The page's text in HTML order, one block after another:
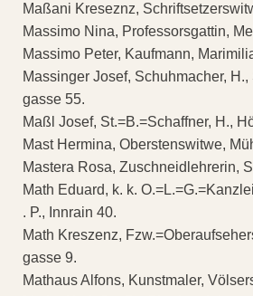
Maßani Kreseznz,
Massimo Nina, Professorsgattin,
Massimo Peter, Kaufmann,
Massinger Josef, Schuhmacher,
gasse 55.
Maßl Josef, St.=B.=Schaffner, H.,
Mast Hermina, Oberstenswitwe,
Mastera Rosa, Zuschneidlehrerin,
Math Eduard, k. k.
. P., Innrain 40.
Math Kreszenz,
gasse 9.
Mathaus Alfons, Kunstmaler,